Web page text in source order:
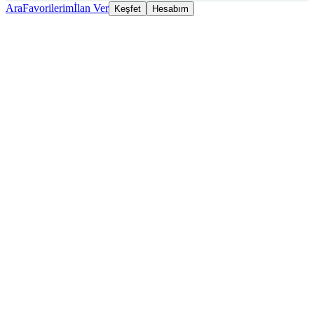
AraFavorilerimİlan Ver Keşfet Hesabım